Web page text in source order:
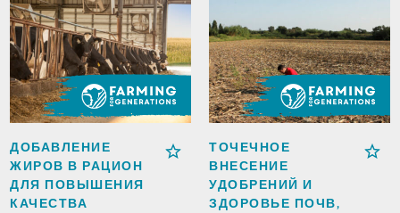
ДОБАВЛЕНИЕ
ЖИРОВ В РАЦИОН
ДЛЯ ПОВЫШЕНИЯ
КАЧЕСТВА
ТОЧЕЧНОЕ
ВНЕСЕНИЕ
УДОБРЕНИЙ И
ЗДОРОВЬЕ ПОЧВ,